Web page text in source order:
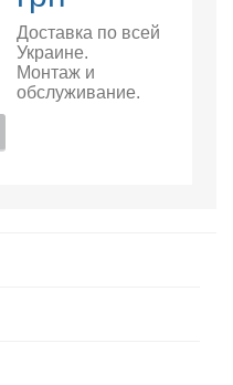
Доставка по всей
Украине.
Монтаж и
обслуживание.